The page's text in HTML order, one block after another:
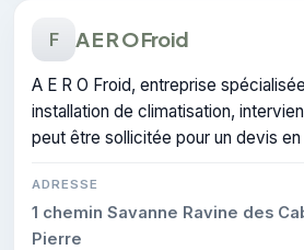
F A E R O Froid
A E R O Froid, entreprise
installation de climatisation,
peut être sollicitée pour un devis
ADRESSE
1 chemin Savanne Ravine des
Pierre